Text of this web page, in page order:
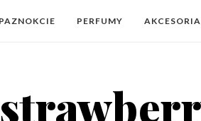
PAZNOKCIE PERFUMY AKCESORIA